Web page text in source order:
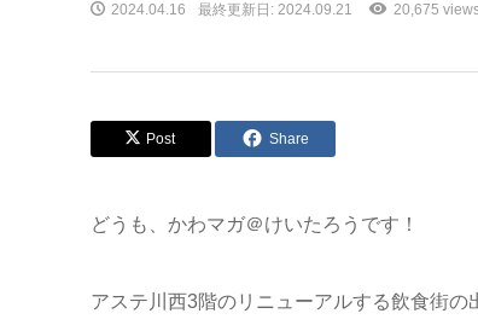
2024.04.16 最終更新日: 2024.09.21 20,675
Post Share
どうも、かわマガ＠けいたろうです！
アステ川西3階のリニューアルする飲食街の